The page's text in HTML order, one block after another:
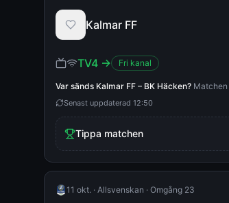
Kalmar FF
TV4 → Fri kanal
Var sänds Kalmar FF – BK Häcken?
Senast uppdaterad 12:50
Tippa matchen
11 okt. · Allsvenskan · Omgång 23